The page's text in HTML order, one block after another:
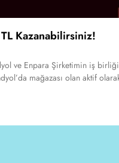
Kazanabilirsiniz!
ve Enpara Şirketimin iş
mağazası olan aktif